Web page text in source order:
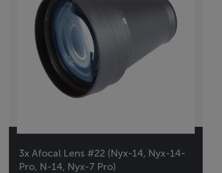
3x Afocal Lens #22 (Nyx-14, Nyx-14-
Pro, N-14, Nyx-7 Pro)